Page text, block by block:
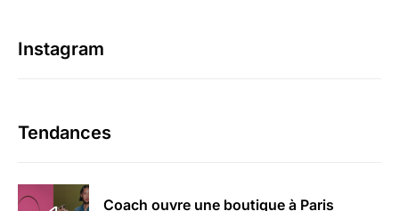
Instagram
Tendances
Coach ouvre une boutique à Paris